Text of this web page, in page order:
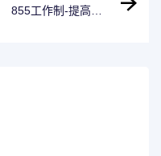
855工作制-提高生